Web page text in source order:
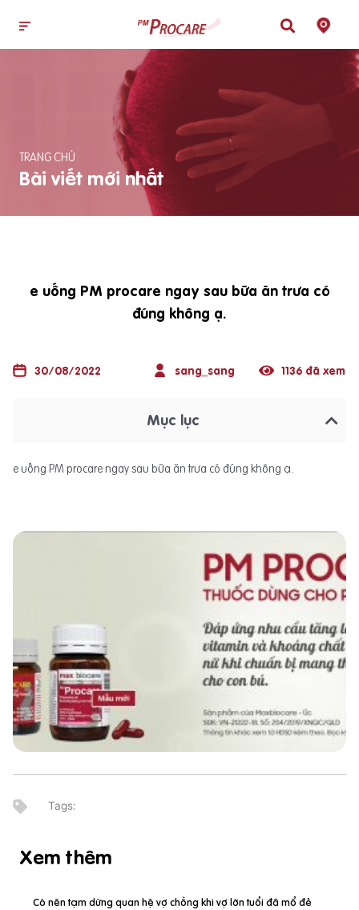
TRANG CHỦ
Bài viết mới nhất
e uống PM procare ngay sau bữa ăn trưa có
đúng không ạ.
30/08/2022 sang_sang 1136 đã xem
Mục lục
e uống PM procare ngay sau bữa ăn trưa có đúng không ạ.
Xem thêm
Có nên tạm dừng quan hệ vợ chồng khi vợ lớn tuổi đã mổ đẻ